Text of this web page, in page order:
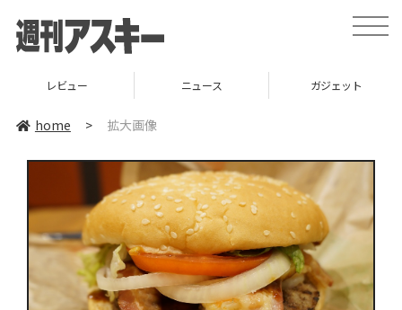
toggle
レビュー ニュース ガジェット
home > 拡大画像